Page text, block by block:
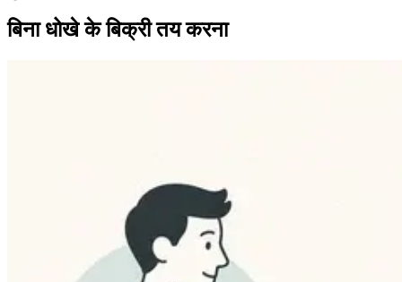
बिना धोखे के बिक्री तय करना